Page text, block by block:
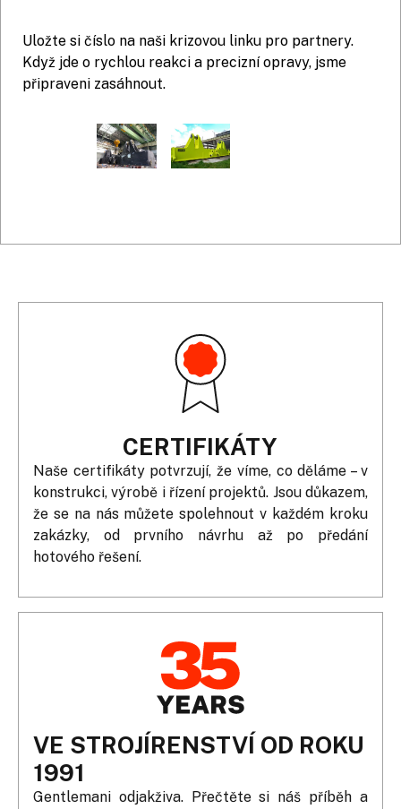
Uložte si číslo na naši krizovou linku pro partnery.
Když jde o rychlou reakci a precizní opravy, jsme
připraveni zasáhnout.
CERTIFIKÁTY
Naše certifikáty potvrzují, že víme, co děláme – v
konstrukci, výrobě i řízení projektů. Jsou důkazem,
že se na nás můžete spolehnout v každém kroku
zakázky, od prvního návrhu až po předání
hotového řešení.
VE STROJÍRENSTVÍ OD ROKU
1991
Gentlemani odjakživa. Přečtěte si náš příběh a